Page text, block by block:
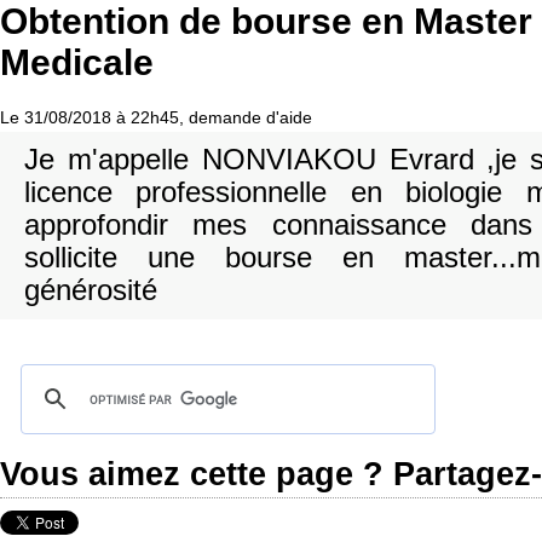
Obtention de bourse en
Medicale
Le 31/08/2018 à 22h45, demande d'aide
Je m'appelle NONVIAKOU Evrard ,je
licence professionnelle en biologie
approfondir mes connaissance
sollicite une bourse en
générosité
Vous aimez cette page ?